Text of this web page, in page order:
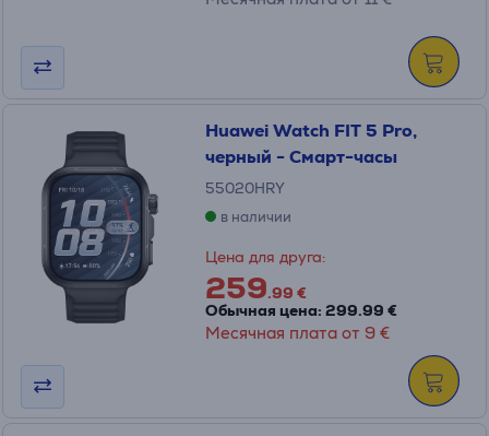
Huawei Watch FIT 5 Pro,
черный - Смарт-часы
55020HRY
в наличии
Цена для друга:
259.99 €
Обычная цена: 299.99 €
Месячная плата от 9 €